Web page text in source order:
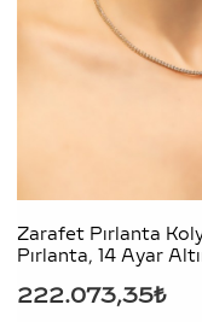
Zarafet Pırlanta
Pırlanta, 14 Ayar
222.073,35₺